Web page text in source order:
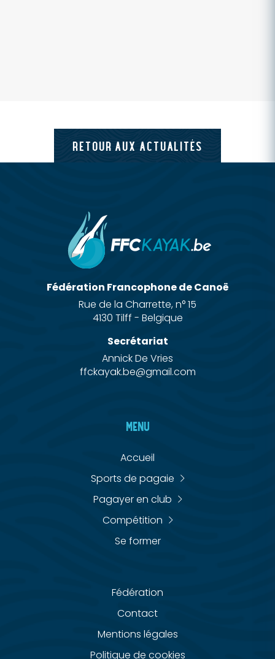
RETOUR AUX ACTUALITÉS
Fédération Francophone de Canoë
Rue de la Charrette, n° 15
4130 Tilff - Belgique
Secrétariat
Annick De Vries
ffckayak.be@gmail.com
MENU
Accueil
Sports de pagaie
Pagayer en club
Compétition
Se former
Fédération
Contact
Mentions légales
Politique de cookies